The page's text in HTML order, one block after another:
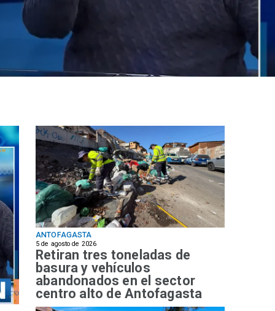
ANTOFAGASTA
5 de agosto de 2026
Retiran tres toneladas de
basura y vehículos
abandonados en el sector
centro alto de Antofagasta